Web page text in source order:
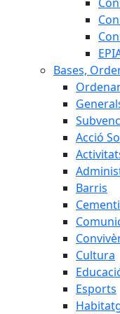
Bases,
Acció
Barris
Cultura
Esports